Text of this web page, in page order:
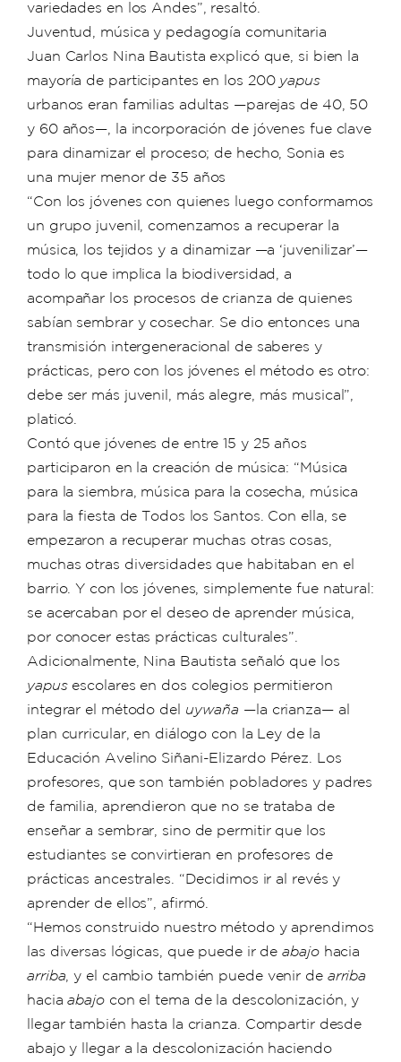
variedades en los Andes”, resaltó.
Juventud, música y pedagogía comunitaria
Juan Carlos Nina Bautista explicó que, si bien la
mayoría de participantes en los 200 yapus
urbanos eran familias adultas —parejas de 40, 50
y 60 años—, la incorporación de jóvenes fue clave
para dinamizar el proceso; de hecho, Sonia es
una mujer menor de 35 años
“Con los jóvenes con quienes luego conformamos
un grupo juvenil, comenzamos a recuperar la
música, los tejidos y a dinamizar —a ‘juvenilizar’—
todo lo que implica la biodiversidad, a
acompañar los procesos de crianza de quienes
sabían sembrar y cosechar. Se dio entonces una
transmisión intergeneracional de saberes y
prácticas, pero con los jóvenes el método es otro:
debe ser más juvenil, más alegre, más musical”,
platicó.
Contó que jóvenes de entre 15 y 25 años
participaron en la creación de música: “Música
para la siembra, música para la cosecha, música
para la fiesta de Todos los Santos. Con ella, se
empezaron a recuperar muchas otras cosas,
muchas otras diversidades que habitaban en el
barrio. Y con los jóvenes, simplemente fue natural:
se acercaban por el deseo de aprender música,
por conocer estas prácticas culturales”.
Adicionalmente, Nina Bautista señaló que los
yapus escolares en dos colegios permitieron
integrar el método del uywaña —la crianza— al
plan curricular, en diálogo con la Ley de la
Educación Avelino Siñani-Elizardo Pérez. Los
profesores, que son también pobladores y padres
de familia, aprendieron que no se trataba de
enseñar a sembrar, sino de permitir que los
estudiantes se convirtieran en profesores de
prácticas ancestrales. “Decidimos ir al revés y
aprender de ellos”, afirmó.
“Hemos construido nuestro método y aprendimos
las diversas lógicas, que puede ir deabajohacia
arriba , y el cambio también puede venir de arriba
haciaabajocon el tema de la descolonización, y
llegar también hasta la crianza. Compartir desde
abajo y llegar a la descolonización haciendo